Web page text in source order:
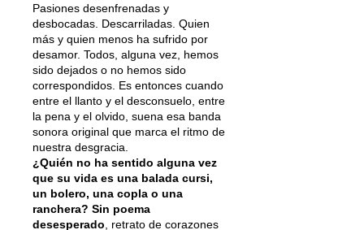
Pasiones desenfrenadas y
desbocadas. Descarriladas. Quien
más y quien menos ha sufrido por
desamor. Todos, alguna vez, hemos
sido dejados o no hemos sido
correspondidos. Es entonces cuando
entre el llanto y el desconsuelo, entre
la pena y el olvido, suena esa banda
sonora original que marca el ritmo de
nuestra desgracia.
¿Quién no ha sentido alguna vez
que su vida es una balada cursi,
un bolero, una copla o una
ranchera? Sin poema
desesperado , retrato de corazones